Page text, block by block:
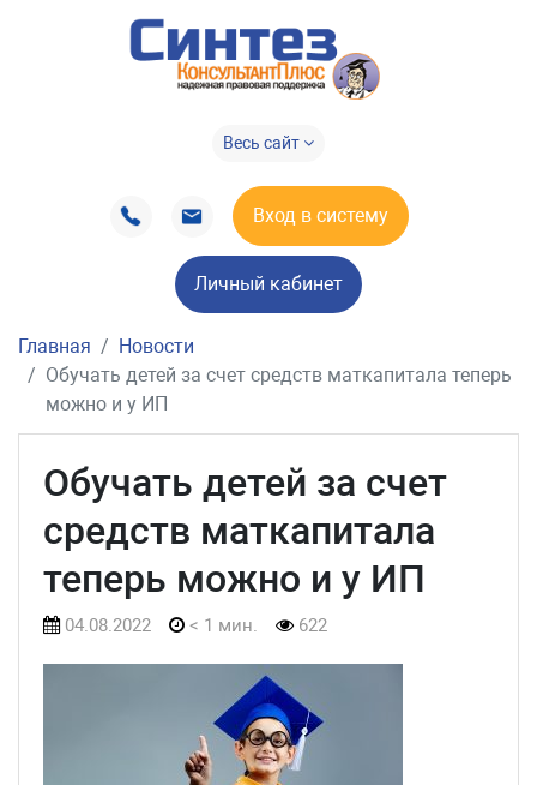
Весь сайт
Вход в систему
Личный кабинет
Главная
Новости
Обучать детей за счет средств маткапитала теперь
можно и у ИП
Обучать детей за счет
средств маткапитала
теперь можно и у ИП
04.08.2022 < 1 мин. 622